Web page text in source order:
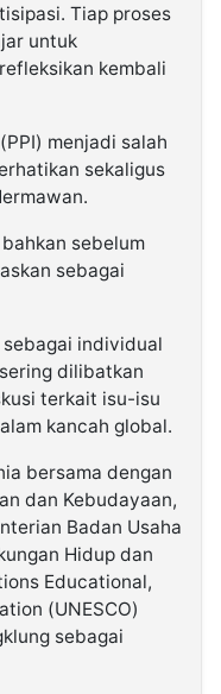
Tiap proses
untuk
kembali
menjadi salah
sekaligus
sebelum
sebagai
sebagai individual
dilibatkan
terkait isu-isu
kancah global.
bersama dengan
dan Kebudayaan,
Badan Usaha
Hidup dan
Educational,
(UNESCO)
sebagai